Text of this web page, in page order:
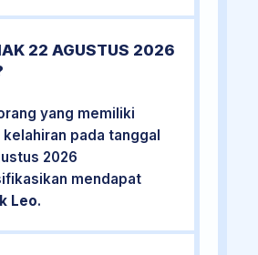
22 AGUSTUS 2026
yang memiliki
pada tanggal
2026
mendapat
Leo.